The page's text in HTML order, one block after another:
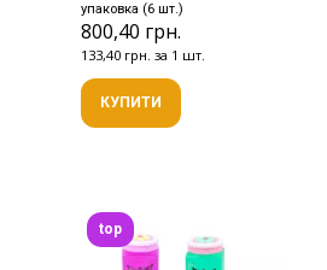
упаковка (6 шт.)
800,40 грн.
133,40 грн. за 1 шт.
КУПИТИ
top